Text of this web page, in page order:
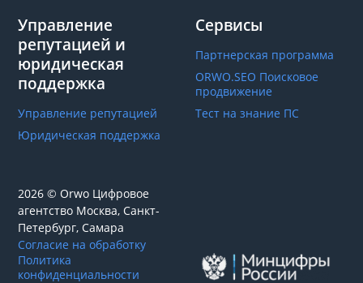
Управление
репутацией и
юридическая
поддержка
Управление репутацией
Юридическая поддержка
Сервисы
Партнерская программа
ORWO.SEO Поисковое
продвижение
Тест на знание ПС
2026 © Orwo Цифровое
агентство Москва, Санкт-
Петербург, Самара
Согласие на обработку
Политика
конфиденциальности